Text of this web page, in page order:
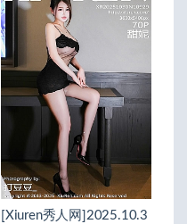
[Xiuren秀人网]2025.10.3